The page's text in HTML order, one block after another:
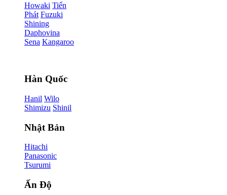
Howaki Tiến
Phát Fuzuki
Shining
Daphovina
Sena Kangaroo
Hàn Quốc
Hanil Wilo
Shimizu Shinil
Nhật Bản
Hitachi
Panasonic
Tsurumi
Ấn Độ